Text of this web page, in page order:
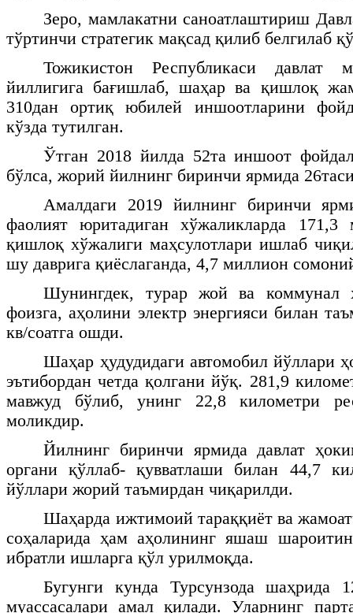
Зеро, мамлакатни саноатлаштириш
тўртинчи стратегик мақсад қилиб белгилаб
Тожикистон Республикаси давлат
йиллигига бағишлаб, шаҳар ва қишлоқ
310дан ортиқ юбилей иншоотларини
кўзда тутилган.
Ўтган 2018 йилда 52та иншоот
бўлса, жорий йилнинг биринчи ярмида
Амалдаги 2019 йилнинг биринчи
фаолият юритадиган хўжаликларда 171,3
қишлоқ хўжалиги маҳсулотлари ишлаб
шу даврига қиёслаганда, 4,7 миллион
Шунингдек, турар жой ва коммунал
фоизга, аҳолини электр энергияси билан
кв/соатга ошди.
Шаҳар ҳудудидаги автомобил йўллари
эътибордан четда қолгани йўқ. 281,9
мавжуд бўлиб, унинг 22,8 километри
моликдир.
Йилнинг биринчи ярмида давлат
органи қўллаб- қувватлаши билан 44,7
йўллари жорий таъмирдан чиқарилди.
Шаҳарда ижтимоий тараққиёт ва
соҳаларида ҳам аҳолининг яшаш
ибратли ишларга қўл урилмоқда.
Бугунги кунда Турсунзода шаҳрида
муассасалари амал қилади. Уларнинг